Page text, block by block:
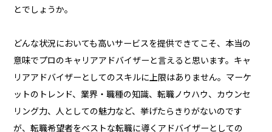
とでしょうか。
どんな状況においても高いサービスを提供できてこそ、本当の
意味でプロのキャリアアドバイザーと言えると思います。キャ
リアアドバイザーとしてのスキルに上限はありません。マーケ
ットのトレンド、業界・職種の知識、転職ノウハウ、カウンセ
リング力、人としての魅力など、挙げたらきりがないのです
が、転職希望者をベストな転職に導くアドバイザーとしての